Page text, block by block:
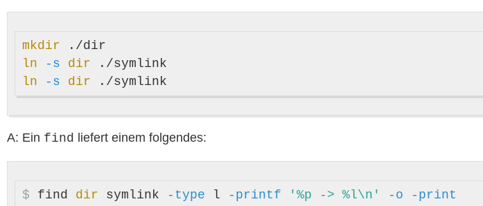
mkdir
ln
-s dir
ln
-s dir
A: Ein find liefert einem folgendes:
$ find dir symlink -type l -printf '%p -> %l\n' -o
-print